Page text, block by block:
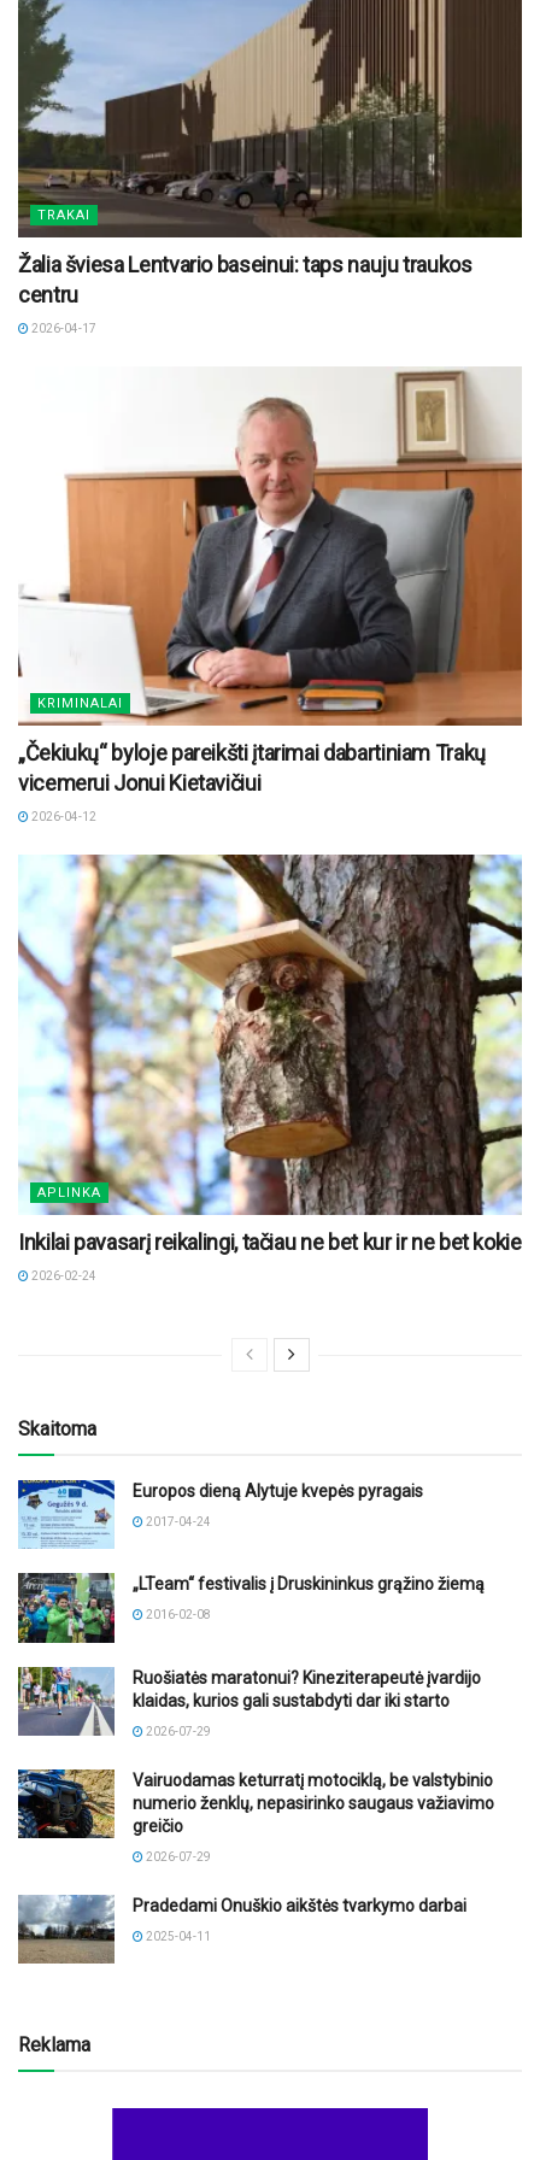
TRAKAI
Žalia šviesa Lentvario baseinui: taps nauju traukos
centru
2026-04-17
KRIMINALAI
„Čekiukų“ byloje pareikšti įtarimai dabartiniam Trakų
vicemerui Jonui Kietavičiui
2026-04-12
APLINKA
Inkilai pavasarį reikalingi, tačiau ne bet kur ir ne bet kokie
2026-02-24
Skaitoma
Europos dieną Alytuje kvepės pyragais
2017-04-24
„LTeam“ festivalis į Druskininkus grąžino žiemą
2016-02-08
Ruošiatės maratonui? Kineziterapeutė įvardijo
klaidas, kurios gali sustabdyti dar iki starto
2026-07-29
Vairuodamas keturratį motociklą, be valstybinio
numerio ženklų, nepasirinko saugaus važiavimo
greičio
2026-07-29
Pradedami Onuškio aikštės tvarkymo darbai
2025-04-11
Reklama